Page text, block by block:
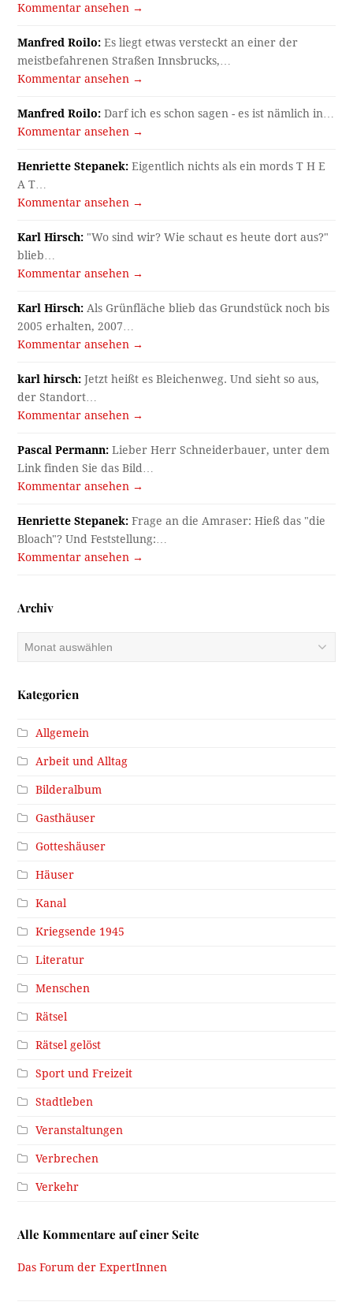
Kommentar ansehen →
Manfred Roilo: Es liegt etwas versteckt an einer der
meistbefahrenen Straßen Innsbrucks,…
Kommentar ansehen →
Manfred Roilo: Darf ich es schon sagen - es ist nämlich in…
Kommentar ansehen →
Henriette Stepanek: Eigentlich nichts als ein mords T H E
A T…
Kommentar ansehen →
Karl Hirsch: "Wo sind wir? Wie schaut es heute dort aus?"
blieb…
Kommentar ansehen →
Karl Hirsch: Als Grünfläche blieb das Grundstück noch bis
2005 erhalten, 2007…
Kommentar ansehen →
karl hirsch: Jetzt heißt es Bleichenweg. Und sieht so aus,
der Standort…
Kommentar ansehen →
Pascal Permann: Lieber Herr Schneiderbauer, unter dem
Link finden Sie das Bild…
Kommentar ansehen →
Henriette Stepanek: Frage an die Amraser: Hieß das "die
Bloach"? Und Feststellung:…
Kommentar ansehen →
Archiv
Kategorien
Allgemein
Arbeit und Alltag
Bilderalbum
Gasthäuser
Gotteshäuser
Häuser
Kanal
Kriegsende 1945
Literatur
Menschen
Rätsel
Rätsel gelöst
Sport und Freizeit
Stadtleben
Veranstaltungen
Verbrechen
Verkehr
Alle Kommentare auf einer Seite
Das Forum der ExpertInnen